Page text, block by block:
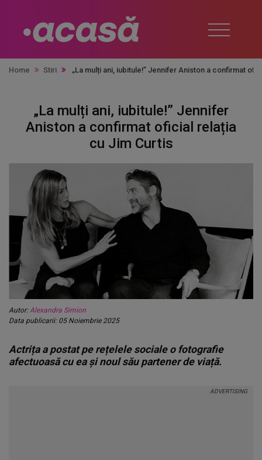
Home Stiri „La mulți ani, iubitule!” Jennifer Aniston a confirmat
„La mulți ani, iubitule!” Jennifer
Aniston a confirmat oficial relația
cu Jim Curtis
Autor:Alexandra Simion
Data publicarii: 05 Noiembrie 2025
Actrița a postat pe rețelele sociale o fotografie
afectuoasă cu ea și noul său partener de viață.